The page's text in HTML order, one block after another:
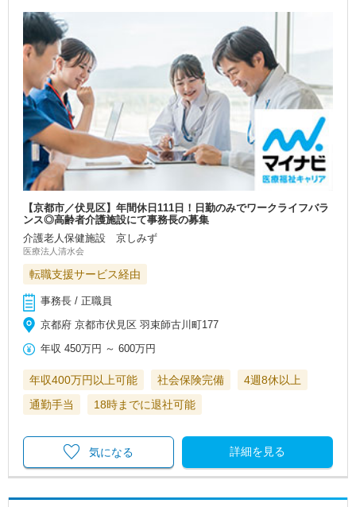
【京都市／伏見区】年間休日111日！日勤のみでワークライフバラ
ンス◎高齢者介護施設にて事務長の募集
介護老人保健施設 京しみず
医療法人清水会
転職支援サービス経由
事務長 / 正職員
京都府 京都市伏見区 羽束師古川町177
年収 450万円 ～600万円
年収400万円以上可能 社会保険完備
4週8休以上
通勤手当
18時までに退社可能
詳細を見る
気になる